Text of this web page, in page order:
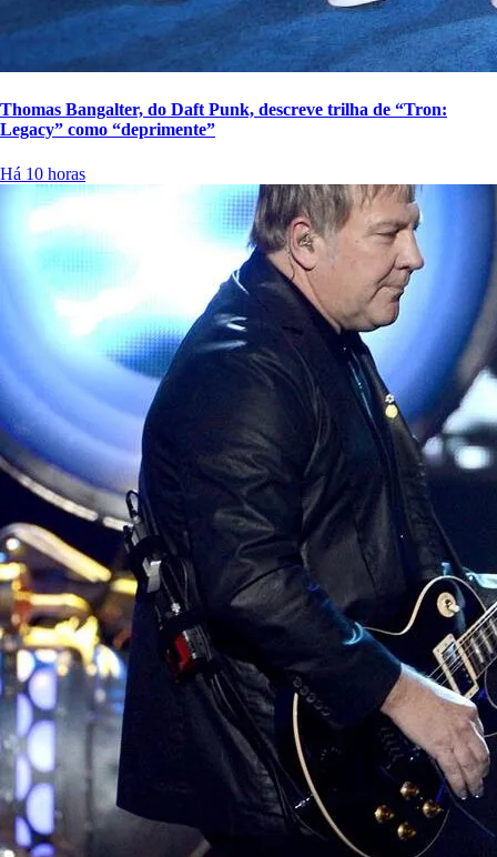
Thomas Bangalter, do Daft Punk, descreve trilha de “Tron:
Legacy” como “deprimente”
Há 10 horas